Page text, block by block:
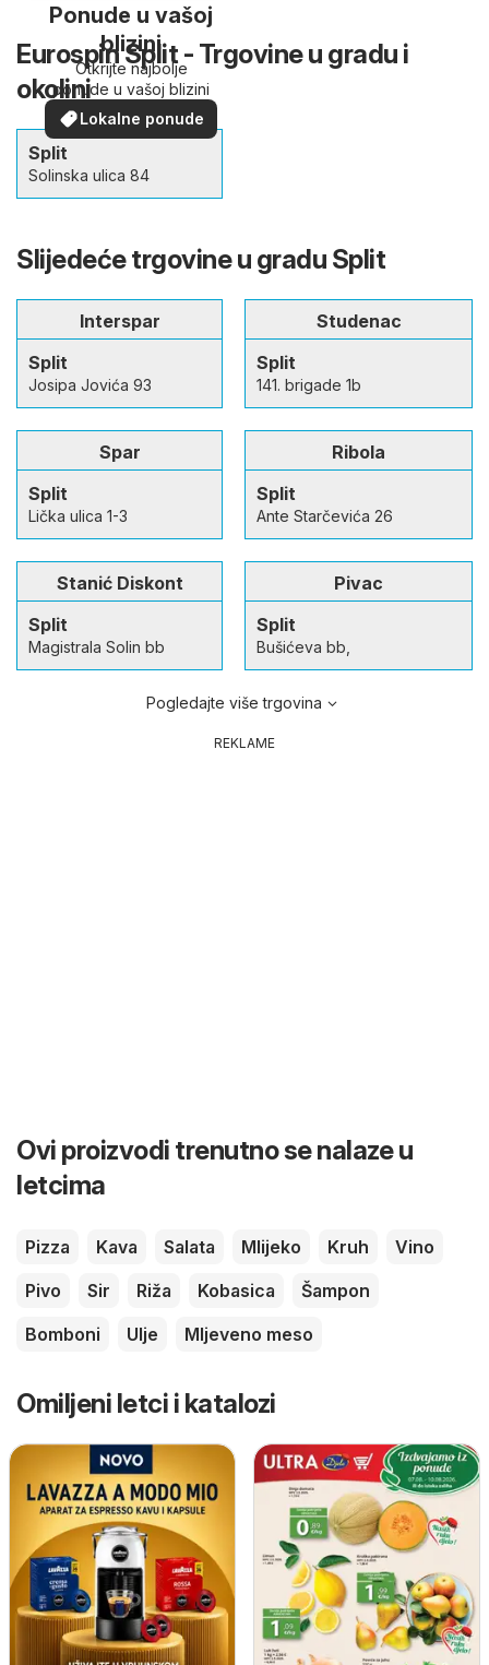
Ponude u vašoj
blizini
Otkrijte najbolje
ponude u vašoj blizini
Lokalne ponude
Eurospin Split - Trgovine u gradu i
okolini
Split
Solinska ulica 84
Slijedeće trgovine u gradu Split
Interspar
Split
Josipa Jovića 93
Studenac
Split
141. brigade 1b
Spar
Split
Lička ulica 1-3
Ribola
Split
Ante Starčevića 26
Stanić Diskont
Split
Magistrala Solin bb
Pivac
Split
Bušićeva bb,
Pogledajte više trgovina
REKLAME
Ovi proizvodi trenutno se nalaze u
letcima
Pizza Kava Salata Mlijeko Kruh
Vino
Pivo
Sir Riža Kobasica
Šampon
Bomboni
Ulje Mljeveno meso
Omiljeni letci i katalozi